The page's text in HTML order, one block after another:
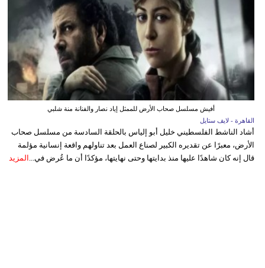
أفيش مسلسل صحاب الأرض للممثل إياد نصار والفنانة منة شلبي
القاهرة - لايف ستايل
أشاد الناشط الفلسطيني خليل أبو إلياس بالحلقة السادسة من مسلسل صحاب
الأرض، معبرًا عن تقديره الكبير لصناع العمل بعد تناولهم واقعة إنسانية مؤلمة
قال إنه كان شاهدًا عليها منذ بدايتها وحتى نهايتها، مؤكدًا أن ما عُرض في... المزيد